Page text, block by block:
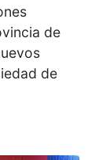
de
de